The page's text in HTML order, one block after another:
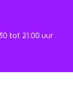
tot 21.00 uur